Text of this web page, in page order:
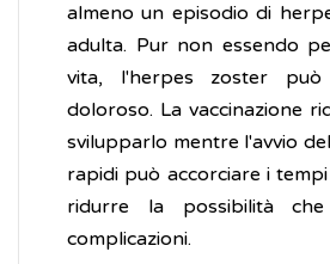
almeno un episodio di
adulta. Pur non essendo
vita, l'herpes zoster può
doloroso. La vaccinazione
svilupparlo mentre l'avvio
rapidi può accorciare i
ridurre la possibilità
complicazioni.